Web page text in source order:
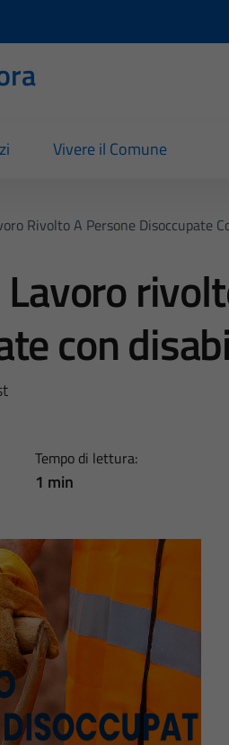
Vivere il Comune
Rivolto A Persone Disoccupate
con
Tempo di lettura:
1 min